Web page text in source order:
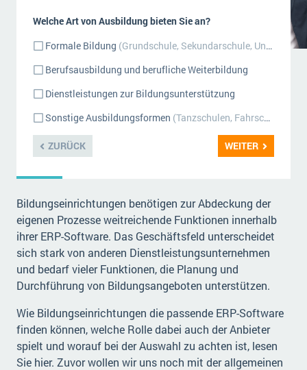
ZURÜCK WEITER
Welche Art von Ausbildung bieten Sie an?
Formale Bildung (Grundschule, Sekundarschule, Universität usw.)
Berufsausbildung und berufliche Weiterbildung
Dienstleistungen zur Bildungsunterstützung
Sonstige Ausbildungsformen (Tanzschulen, Fahrschulen)
Bildungseinrichtungen benötigen zur Abdeckung der
eigenen Prozesse weitreichende Funktionen innerhalb
ihrer ERP-Software. Das Geschäftsfeld unterscheidet
sich stark von anderen Dienstleistungsunternehmen
und bedarf vieler Funktionen, die Planung und
Durchführung von Bildungsangeboten unterstützen.
Wie Bildungseinrichtungen die passende ERP-Software
finden können, welche Rolle dabei auch der Anbieter
spielt und worauf bei der Auswahl zu achten ist, lesen
Sie hier. Zuvor wollen wir uns noch mit der allgemeinen